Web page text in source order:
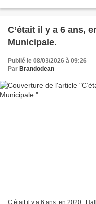
C’était il y a 6 ans,
Municipale.
Publié le 08/03/2026 à 09:26
Par Brandodean
C’était il y a 6 ans, en 2020 :